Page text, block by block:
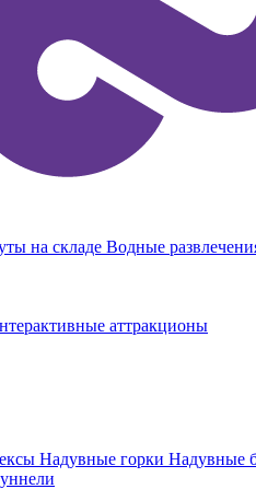
на складе Водные
аттракционы
Надувные горки Надувные